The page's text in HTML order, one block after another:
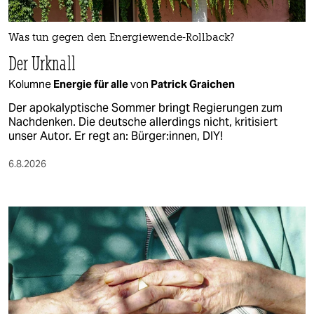
Was tun gegen den Energiewende-Rollback?
Der Urknall
Kolumne Energie für allevon Patrick Graichen
Der apokalyptische Sommer bringt Regierungen zum
Nachdenken. Die deutsche allerdings nicht, kritisiert
unser Autor. Er regt an: Bürger:innen, DIY!
6.8.2026